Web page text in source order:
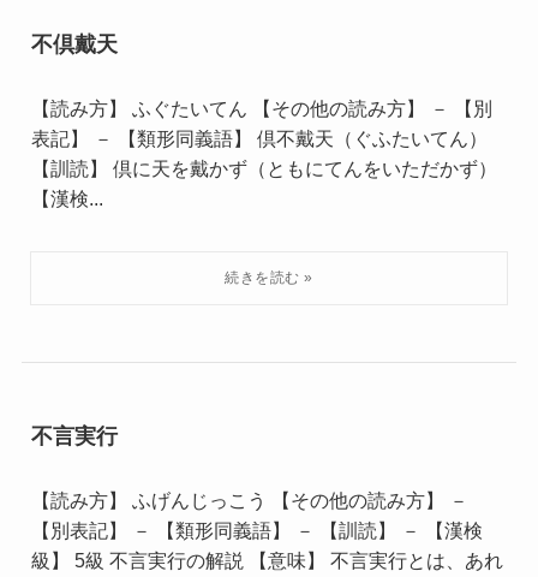
不倶戴天
【読み方】 ふぐたいてん 【その他の読み方】 － 【別
表記】 － 【類形同義語】 倶不戴天（ぐふたいてん）
【訓読】 倶に天を戴かず（ともにてんをいただかず）
【漢検...
不言実行
【読み方】 ふげんじっこう 【その他の読み方】 －
【別表記】 － 【類形同義語】 － 【訓読】 － 【漢検
級】 5級 不言実行の解説 【意味】 不言実行とは、あれ